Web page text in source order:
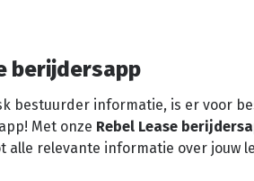
berijdersapp
bestuurder informatie, is er voor
Met onze Rebel Lease
alle relevante informatie over jouw